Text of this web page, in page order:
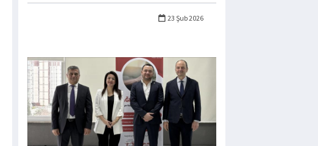
23 Şub 2026